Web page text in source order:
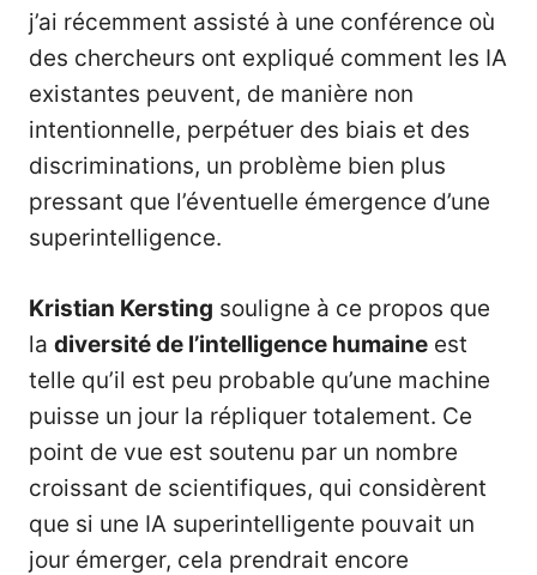
j’ai récemment assisté à une conférence où
des chercheurs ont expliqué comment les IA
existantes peuvent, de manière non
intentionnelle, perpétuer des biais et des
discriminations, un problème bien plus
pressant que l’éventuelle émergence d’une
superintelligence.
Kristian Kersting souligne à ce propos que
la diversité de l’intelligence humaine est
telle qu’il est peu probable qu’une machine
puisse un jour la répliquer totalement. Ce
point de vue est soutenu par un nombre
croissant de scientifiques, qui considèrent
que si une IA superintelligente pouvait un
jour émerger, cela prendrait encore